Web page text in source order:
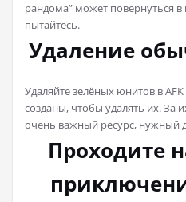
рандома” может повернуться
пытайтесь.
Удаление
Удаляйте зелёных юнитов в
созданы, чтобы удалять их. За
очень важный ресурс, нужный
Проходите